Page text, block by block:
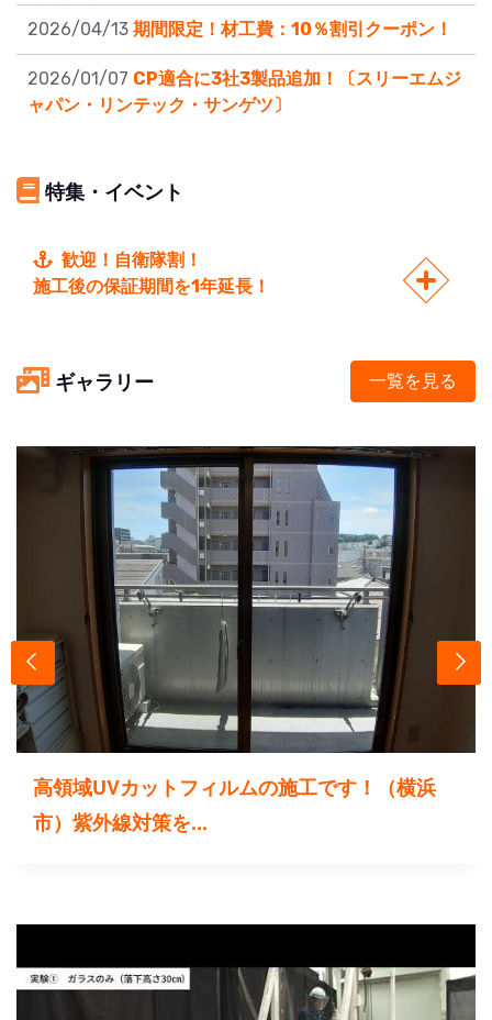
2026/04/13 期間限定！材工費：10％割引クーポン！
2026/01/07 CP適合に3社3製品追加！〔スリーエムジ
ャパン・リンテック・サンゲツ〕
特集・イベント
歓迎！自衛隊割！
施工後の保証期間を1年延長！
ギャラリー 一覧を見る
高領域UVカットフィルムの施工です！（横浜
市）紫外線対策を...